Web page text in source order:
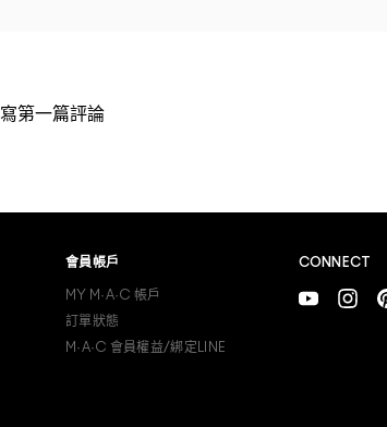
寫第一篇評論
會員帳戶
MY M·A·C 帳戶
訂單狀態
M·A·C 會員權益/綁定LINE
CONNECT